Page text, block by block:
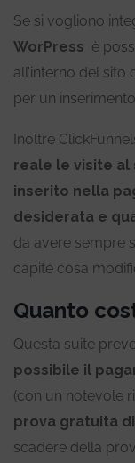
Se si vogliono
WorPress è
all’interno del sito
per un
Inoltre
reale le visite al
inserito nella
desiderata e
da avere sempre
capite cosa
Quanto
Questa suite
possibile il
(con un notevole
prova gratuita
scadere della